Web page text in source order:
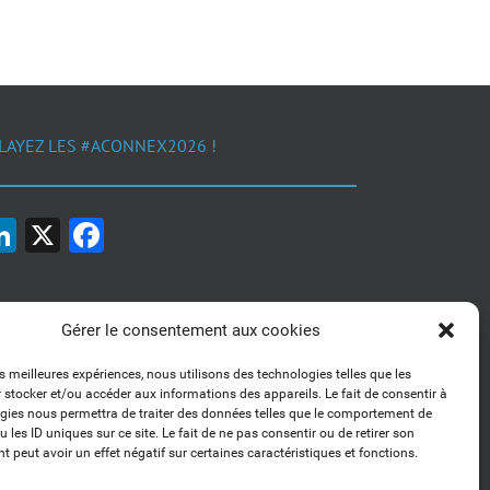
Gérer le consentement aux cookies
meilleures expériences, nous utilisons des technologies telles que les
stocker et/ou accéder aux informations des appareils. Le fait de consentir à
nous permettra de traiter des données telles que le comportement de
les ID uniques sur ce site. Le fait de ne pas consentir ou de retirer son
peut avoir un effet négatif sur certaines caractéristiques et fonctions.
LES #ACONNEX2026 !
LinkedIn
X
1, 2, 3... Buzzez !
Découvrez nos kits communication